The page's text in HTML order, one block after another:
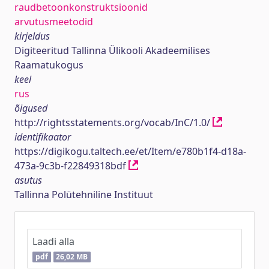
raudbetoonkonstruktsioonid
arvutusmeetodid
kirjeldus
Digiteeritud Tallinna Ülikooli Akadeemilises
Raamatukogus
keel
rus
õigused
http://rightsstatements.org/vocab/InC/1.0/
identifikaator
https://digikogu.taltech.ee/et/Item/e780b1f4-d18a-
473a-9c3b-f22849318bdf
asutus
Tallinna Polütehniline Instituut
Laadi alla
pdf 26,02 MB